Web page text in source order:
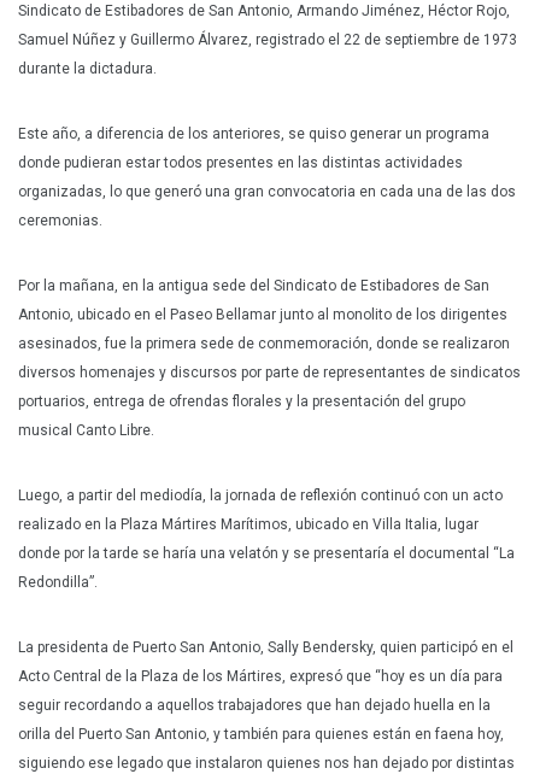
Sindicato de Estibadores de San Antonio, Armando Jiménez, Héctor Rojo,
Samuel Núñez y Guillermo Álvarez, registrado el 22 de septiembre de 1973
durante la dictadura.
Este año, a diferencia de los anteriores, se quiso generar un programa
donde pudieran estar todos presentes en las distintas actividades
organizadas, lo que generó una gran convocatoria en cada una de las dos
ceremonias.
Por la mañana, en la antigua sede del Sindicato de Estibadores de San
Antonio, ubicado en el Paseo Bellamar junto al monolito de los dirigentes
asesinados, fue la primera sede de conmemoración, donde se realizaron
diversos homenajes y discursos por parte de representantes de sindicatos
portuarios, entrega de ofrendas florales y la presentación del grupo
musical Canto Libre.
Luego, a partir del mediodía, la jornada de reflexión continuó con un acto
realizado en la Plaza Mártires Marítimos, ubicado en Villa Italia, lugar
donde por la tarde se haría una velatón y se presentaría el documental “La
Redondilla”.
La presidenta de Puerto San Antonio, Sally Bendersky, quien participó en el
Acto Central de la Plaza de los Mártires, expresó que “hoy es un día para
seguir recordando a aquellos trabajadores que han dejado huella en la
orilla del Puerto San Antonio, y también para quienes están en faena hoy,
siguiendo ese legado que instalaron quienes nos han dejado por distintas